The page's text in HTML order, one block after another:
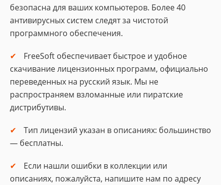
безопасна для ваших компьютеров. Более 40
антивирусных систем следят за чистотой
программного обеспечения.
FreeSoft обеспечивает быстрое и удобное
скачивание лицензионных программ, официально
переведенных на русский язык. Мы не
распространяем взломанные или пиратские
дистрибутивы.
Тип лицензий указан в описаниях: большинство
— бесплатны.
Если нашли ошибки в коллекции или
описаниях, пожалуйста, напишите нам по адресу